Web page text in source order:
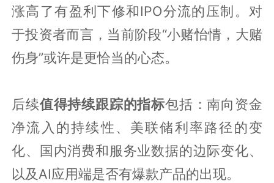
涨高了有盈利下修和IPO分流的压制。对
于投资者而言，当前阶段“小赌怡情，大赌
伤身”或许是更恰当的心态。
后续值得持续跟踪的指标包括：南向资金
净流入的持续性、美联储利率路径的变
化、国内消费和服务业数据的边际变化、
以及AI应用端是否有爆款产品的出现。